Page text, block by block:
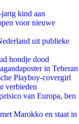
kind aan
voor nieuwe
uit publieke
hondje dood
in Teheran
Playboy-covergirl
verbieden
van Europa, ben
Marokko en staat in